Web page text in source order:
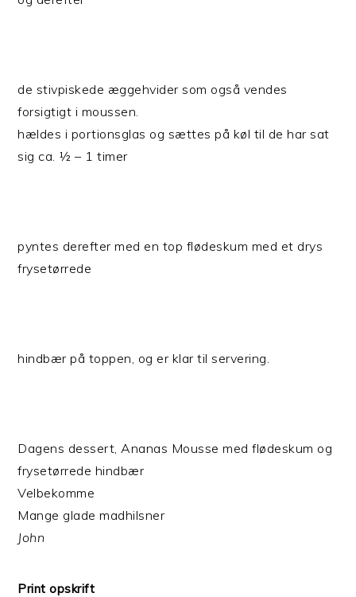
de stivpiskede æggehvider som også vendes
forsigtigt i moussen.
hældes i portionsglas og sættes på køl til de har sat
sig ca. ½ – 1 timer
pyntes derefter med en top flødeskum med et drys
frysetørrede
hindbær på toppen, og er klar til servering.
Dagens dessert, Ananas Mousse med flødeskum og
frysetørrede hindbær
Velbekomme
Mange glade madhilsner
John
Print opskrift